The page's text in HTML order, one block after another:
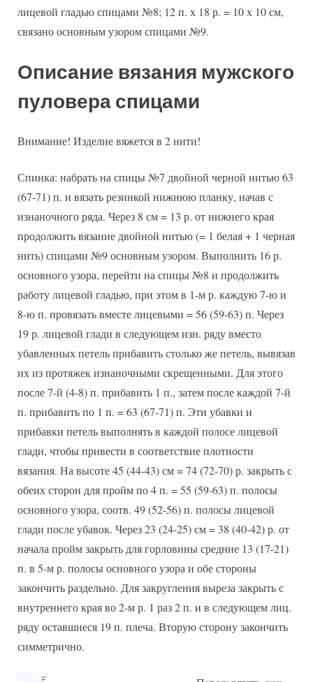
лицевой гладью спицами №8; 12 п. х 18 р. = 10 х 10 см,
связано основным узором спицами №9.
Описание вязания мужского
пуловера спицами
Внимание! Изделие вяжется в 2 нити!
Спинка: набрать на спицы №7 двойной черной нитью 63
(67-71) п. и вязать резинкой нижнюю планку, начав с
изнаночного ряда. Через 8 см = 13 р. от нижнего края
продолжить вязание двойной нитью (= 1 белая + 1 черная
нить) спицами №9 основным узором. Выполнить 16 р.
основного узора, перейти на спицы №8 и продолжить
работу лицевой гладью, при этом в 1-м р. каждую 7-ю и
8-ю п. провязать вместе лицевыми = 56 (59-63) п. Через
19 р. лицевой глади в следующем изн. ряду вместо
убавленных петель прибавить столько же петель, вывязав
их из протяжек изнаночными скрещенными. Для этого
после 7-й (4-8) п. прибавить 1 п., затем после каждой 7-й
п. прибавить по 1 п. = 63 (67-71) п. Эти убавки и
прибавки петель выполнять в каждой полосе лицевой
глади, чтобы привести в соответствие плотности
вязания. На высоте 45 (44-43) см = 74 (72-70) р. закрыть с
обеих сторон для пройм по 4 п. = 55 (59-63) п. полосы
основного узора, соотв. 49 (52-56) п. полосы лицевой
глади после убавок. Через 23 (24-25) см = 38 (40-42) р. от
начала пройм закрыть для горловины средние 13 (17-21)
п. в 5-м р. полосы основного узора и обе стороны
закончить раздельно. Для закругления выреза закрыть с
внутреннего края во 2-м р. 1 раз 2 п. и в следующем лиц.
ряду оставшиеся 19 п. плеча. Вторую сторону закончить
симметрично.